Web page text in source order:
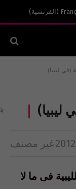
( الفرنسية)
(في ليبيا)
ليبيا)
غير مصنف
فى ما لا